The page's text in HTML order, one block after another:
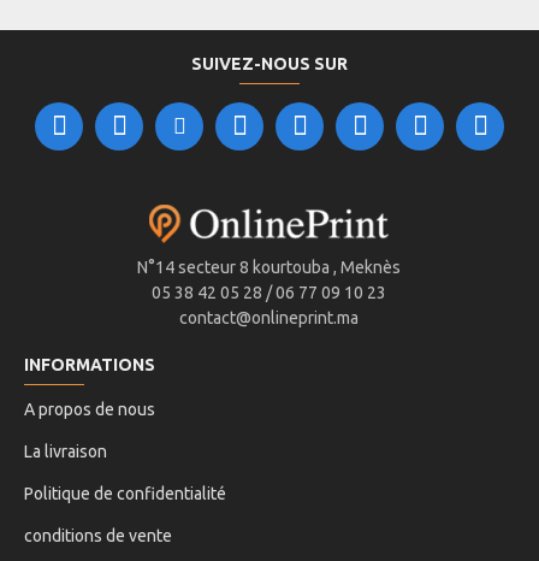
SUIVEZ-NOUS SUR
N°14 secteur 8 kourtouba , Meknès
05 38 42 05 28 / 06 77 09 10 23
contact@onlineprint.ma
INFORMATIONS
A propos de nous
La livraison
Politique de confidentialité
conditions de vente